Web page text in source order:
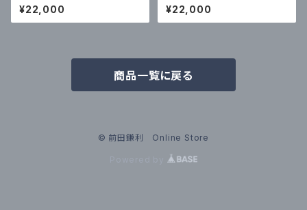
¥22,000 ¥22,000
商品一覧に戻る
© 前田鎌利 Online Store